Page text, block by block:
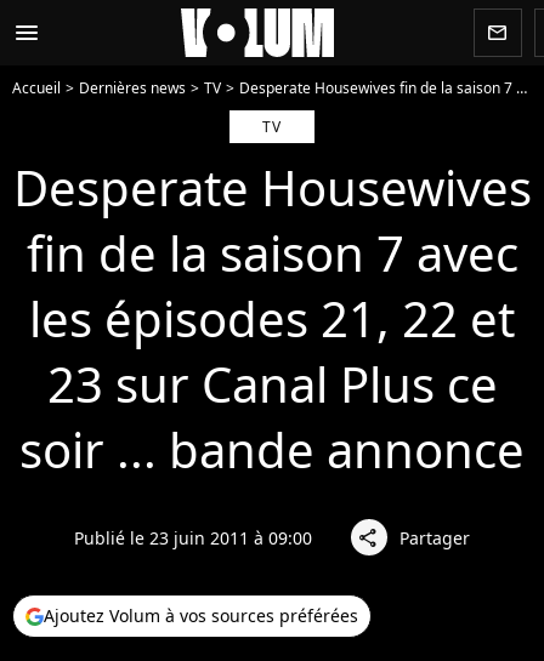
menu newsletter
Accueil Dernières news TV
Desperate Housewives fin de la saison 7 avec les épisodes 21, 22 et 23 sur Canal Plus ce soir ... bande annonce
TV
Desperate Housewives
fin de la saison 7 avec
les épisodes 21, 22 et
23 sur Canal Plus ce
soir ... bande annonce
Publié le 23 juin 2011 à 09:00 share Partager
Ajoutez Volum à vos sources préférées